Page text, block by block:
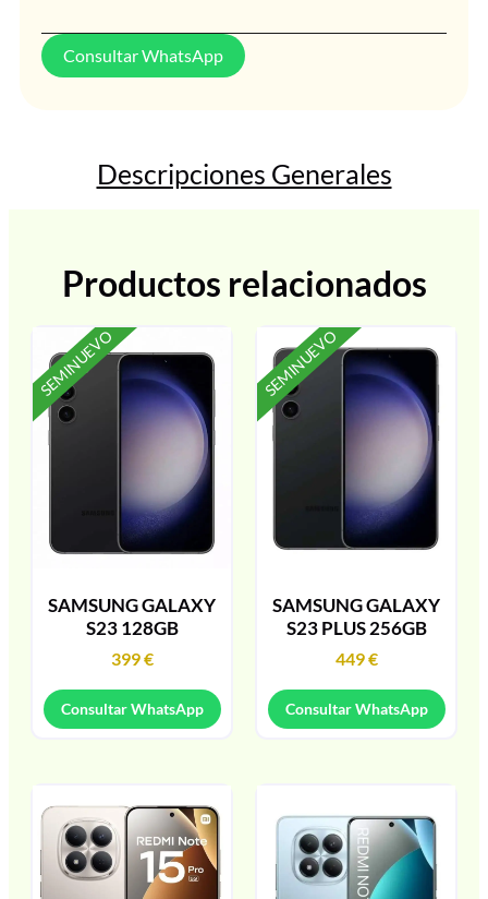
Consultar WhatsApp
Descripciones Generales
Productos relacionados
SEMINUEVO
SAMSUNG GALAXY
S23 128GB
399€
Consultar WhatsApp
SEMINUEVO
SAMSUNG GALAXY
S23 PLUS 256GB
449€
Consultar WhatsApp